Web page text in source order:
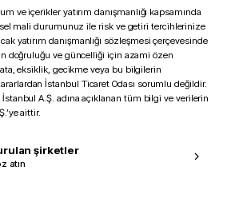
ve içerikler yatırım danışmanlığı kapsamında
mali durumunuz ile risk ve getiri tercihlerinize
yatırım danışmanlığı sözleşmesi çerçevesinde
doğruluğu ve güncelliği için azami özen
eksiklik, gecikme veya bu bilgilerin
İstanbul Ticaret Odası sorumlu değildir.
A.Ş. adına açıklanan tüm bilgi ve verilerin
aittir.
şirketler
atın